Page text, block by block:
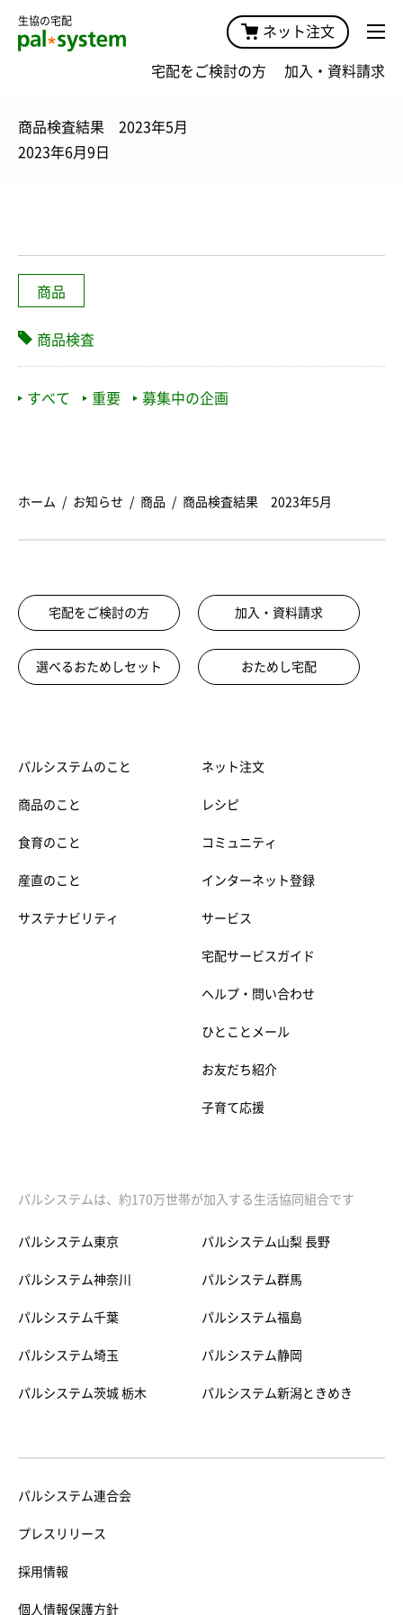
生協の宅配
ネット注文
宅配をご検討の方 加入・資料請求
商品検査結果 2023年5月
2023年6月9日
商品
商品検査
すべて 重要 募集中の企画
ホーム お知らせ 商品 商品検査結果 2023年5月
宅配をご検討の方 加入・資料請求
選べるおためしセット おためし宅配
パルシステムのこと
商品のこと
食育のこと
産直のこと
サステナビリティ
ネット注文
レシピ
コミュニティ
インターネット登録
サービス
宅配サービスガイド
ヘルプ・問い合わせ
ひとことメール
お友だち紹介
子育て応援
パルシステムは、約170万世帯が加入する生活協同組合です
パルシステム東京
パルシステム神奈川
パルシステム千葉
パルシステム埼玉
パルシステム茨城 栃木
パルシステム山梨 長野
パルシステム群馬
パルシステム福島
パルシステム静岡
パルシステム新潟ときめき
パルシステム連合会
プレスリリース
採用情報
個人情報保護方針